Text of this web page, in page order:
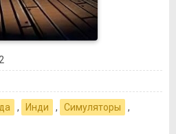
, Инди , Симуляторы
,